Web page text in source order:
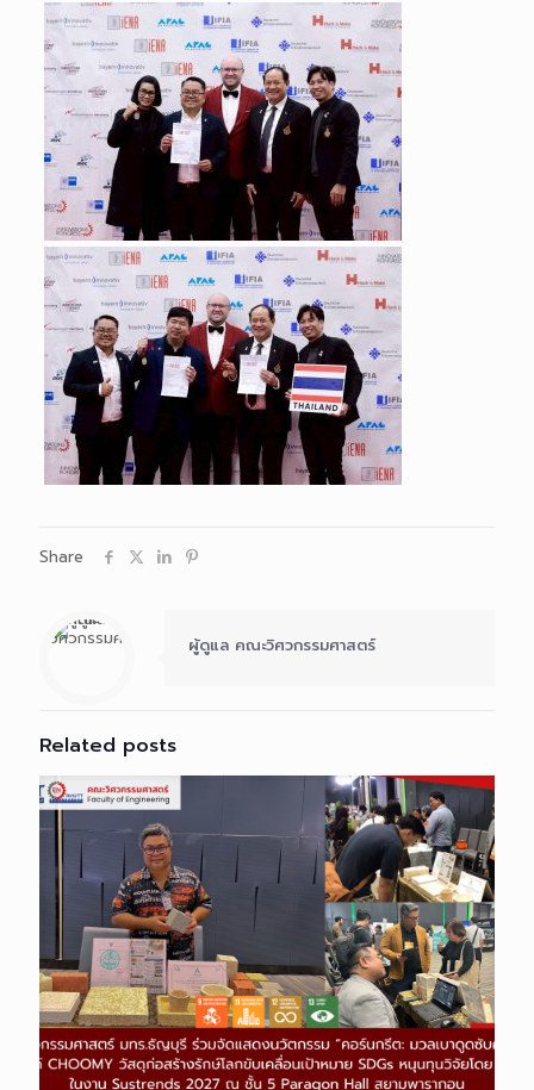
Share
ผู้ดูแล คณะวิศวกรรมศาสตร์
Related posts